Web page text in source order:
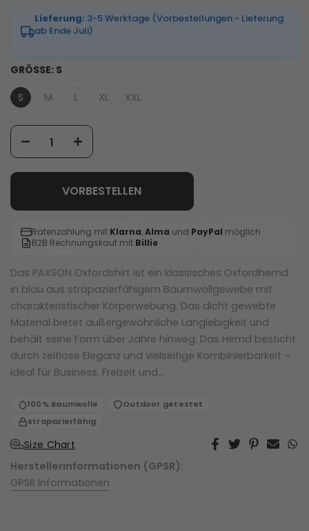
Lieferung: 3-5 Werktage (Vorbestellungen - Lieferung
ab Ende Juli)
GRÖSSE: S
S
M L XL XXL
VORBESTELLEN
Ratenzahlung mit Klarna,Alma und PayPal möglich
B2B Rechnungskauf mit Billie
Das PAXSON Oxfordshirt ist ein klassisches Oxfordhemd
in blau aus strapazierfähigem Baumwollgewebe mit
charakteristischer Körperwebung. Das dicht gewebte
Material bietet außergewöhnliche Langlebigkeit und
behält seine Form über Jahre hinweg. Das Hemd besticht
durch zeitlose Eleganz und vielseitige Kombinierbarkeit –
ideal für Business, Freizeit und...
100% Baumwolle
Outdoor getestet
strapazierfähig
Size Chart
Herstellerinformationen (GPSR):
GPSR Informationen